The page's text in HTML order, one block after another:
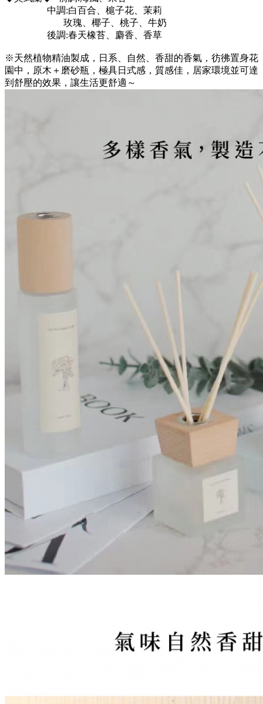
中調:白百合、槴子花、茉莉
玫瑰、椰子、桃子、牛奶
後調:春天橡苔、麝香、香草
※天然植物精油製成，日系、自然、香甜的香氣，彷彿置身花
園中，原木＋磨砂瓶，極具日式感，質感佳，居家環境並可達
到舒壓的效果，讓生活更舒適～